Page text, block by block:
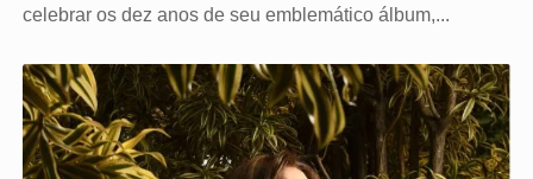
celebrar os dez anos de seu emblemático álbum,...